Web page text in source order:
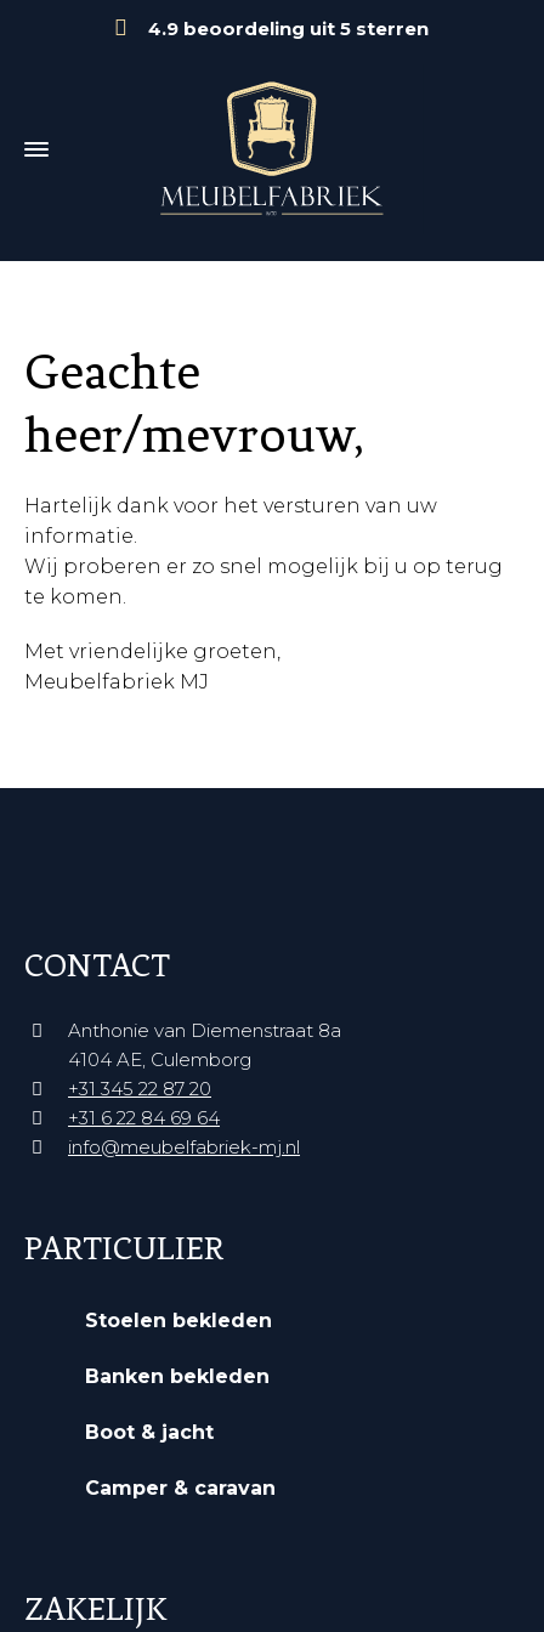
4.9 beoordeling uit 5 sterren
Geachte
heer/mevrouw,
Hartelijk dank voor het versturen van uw
informatie.
Wij proberen er zo snel mogelijk bij u op terug
te komen.
Met vriendelijke groeten,
Meubelfabriek MJ
CONTACT
Anthonie van Diemenstraat 8a
4104 AE, Culemborg
+31 345 22 87 20‬
+31 6 22 84 69 64‬
info@meubelfabriek-mj.nl
PARTICULIER
Stoelen bekleden
Banken bekleden
Boot & jacht
Camper & caravan
ZAKELIJK